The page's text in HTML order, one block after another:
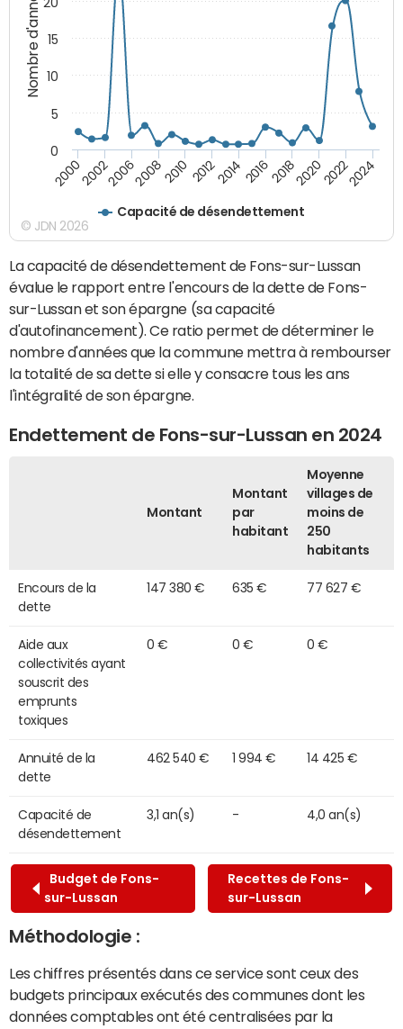
Nombre d'années
Capacité de désendettement
20002002200620082010 2012201420162018202020222024
0
5
10
15
© JDN 2026
La capacité de désendettement de Fons-sur-Lussan
évalue le rapport entre l'encours de la dette de Fons-
sur-Lussan et son épargne (sa capacité
d'autofinancement). Ce ratio permet de déterminer le
nombre d'années que la commune mettra à rembourser
la totalité de sa dette si elle y consacre tous les ans
l'intégralité de son épargne.
Endettement de Fons-sur-Lussan en 2024
Montant
Montant
par
habitant
Moyenne
villages de
moins de
250
habitants
Encours de la
dette
147 380 € 635 € 77 627 €
Aide aux
collectivités ayant
souscrit des
emprunts
toxiques
0 € 0 € 0 €
Annuité de la
dette
462 540 € 1 994 € 14 425 €
Capacité de
désendettement
3,1 an(s) - 4,0 an(s)
Budget de Fons-
sur-Lussan
Recettes de Fons-
sur-Lussan
Méthodologie :
Les chiffres présentés dans ce service sont ceux des
budgets principaux exécutés des communes dont les
données comptables ont été centralisées par la